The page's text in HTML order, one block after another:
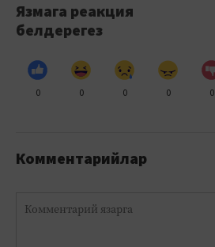
Язмага реакция
белдерегез
0 0 0 0 0
Комментарийлар